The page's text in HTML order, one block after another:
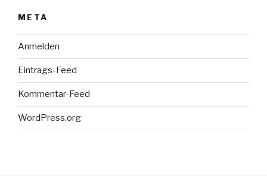
META
Anmelden
Eintrags-Feed
Kommentar-Feed
WordPress.org